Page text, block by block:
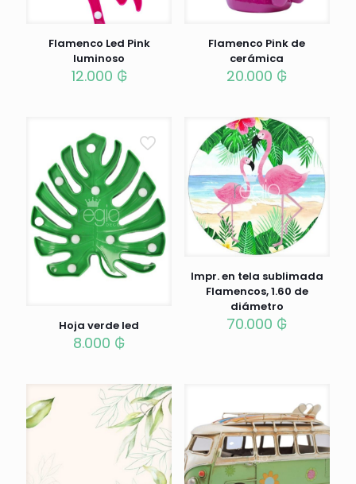
Flamenco Led Pink
luminoso
12.000 ₲
Flamenco Pink de
cerámica
20.000 ₲
Hoja verde led
8.000 ₲
Impr. en tela sublimada
Flamencos, 1.60 de
diámetro
70.000 ₲